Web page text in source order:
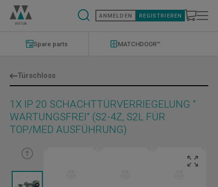
Direkt
zum
Inhalt
ANMELDEN REGISTRIEREN
Spare parts MATCHDOOR™
Türschloss
1X IP 20 SCHACHTTÜRVERRIEGELUNG "
WARTUNGSFREI" (S2-4Z, S2L FÜR
TOP/MED AUSFÜHRUNG)